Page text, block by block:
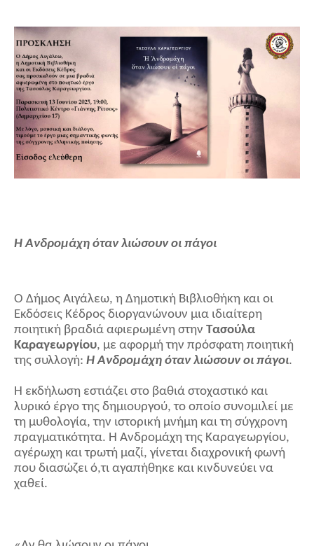
Η Ανδρομάχη όταν λιώσουν οι πάγοι
Ο Δήμος Αιγάλεω, η Δημοτική Βιβλιοθήκη και οι
Εκδόσεις Κέδρος διοργανώνουν μια ιδιαίτερη
ποιητική βραδιά αφιερωμένη στην Τασούλα
Καραγεωργίου, με αφορμή την πρόσφατη ποιητική
της συλλογή: Η Ανδρομάχη όταν λιώσουν οι πάγοι.
Η εκδήλωση εστιάζει στο βαθιά στοχαστικό και
λυρικό έργο της δημιουργού, το οποίο συνομιλεί με
τη μυθολογία, την ιστορική μνήμη και τη σύγχρονη
πραγματικότητα. Η Ανδρομάχη της Καραγεωργίου,
αγέρωχη και τρωτή μαζί, γίνεται διαχρονική φωνή
που διασώζει ό,τι αγαπήθηκε και κινδυνεύει να
χαθεί.